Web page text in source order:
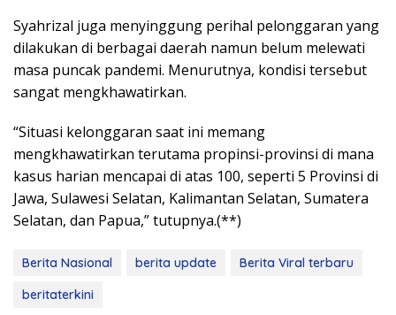
Syahrizal juga menyinggung perihal pelonggaran yang
dilakukan di berbagai daerah namun belum melewati
masa puncak pandemi. Menurutnya, kondisi tersebut
sangat mengkhawatirkan.
“Situasi kelonggaran saat ini memang
mengkhawatirkan terutama propinsi-provinsi di mana
kasus harian mencapai di atas 100, seperti 5 Provinsi di
Jawa, Sulawesi Selatan, Kalimantan Selatan, Sumatera
Selatan, dan Papua,” tutupnya.(**)
Berita Nasional berita update
Berita Viral terbaru
beritaterkini